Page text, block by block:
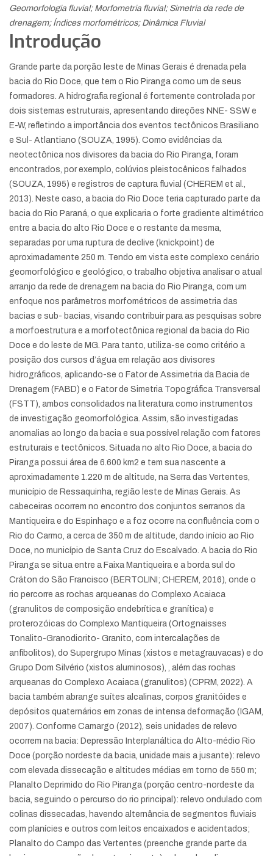
Geomorfologia fluvial; Morfometria fluvial; Simetria da rede de
drenagem; Índices morfométricos; Dinâmica Fluvial
Introdução
Grande parte da porção leste de Minas Gerais é drenada pela
bacia do Rio Doce, que tem o Rio Piranga como um de seus
formadores. A hidrografia regional é fortemente controlada por
dois sistemas estruturais, apresentando direções NNE- SSW e
E-W, refletindo a importância dos eventos tectônicos Brasiliano
e Sul- Atlantiano (SOUZA, 1995). Como evidências da
neotectônica nos divisores da bacia do Rio Piranga, foram
encontrados, por exemplo, colúvios pleistocênicos falhados
(SOUZA, 1995) e registros de captura fluvial (CHEREM et al.,
2013). Neste caso, a bacia do Rio Doce teria capturado parte da
bacia do Rio Paraná, o que explicaria o forte gradiente altimétrico
entre a bacia do alto Rio Doce e o restante da mesma,
separadas por uma ruptura de declive (knickpoint) de
aproximadamente 250 m. Tendo em vista este complexo cenário
geomorfológico e geológico, o trabalho objetiva analisar o atual
arranjo da rede de drenagem na bacia do Rio Piranga, com um
enfoque nos parâmetros morfométricos de assimetria das
bacias e sub- bacias, visando contribuir para as pesquisas sobre
a morfoestrutura e a morfotectônica regional da bacia do Rio
Doce e do leste de MG. Para tanto, utiliza-se como critério a
posição dos cursos d’água em relação aos divisores
hidrográficos, aplicando-se o Fator de Assimetria da Bacia de
Drenagem (FABD) e o Fator de Simetria Topográfica Transversal
(FSTT), ambos consolidados na literatura como instrumentos
de investigação geomorfológica. Assim, são investigadas
anomalias ao longo da bacia e sua possível relação com fatores
estruturais e tectônicos. Situada no alto Rio Doce, a bacia do
Piranga possui área de 6.600 km2 e tem sua nascente a
aproximadamente 1.220 m de altitude, na Serra das Vertentes,
município de Ressaquinha, região leste de Minas Gerais. As
cabeceiras ocorrem no encontro dos conjuntos serranos da
Mantiqueira e do Espinhaço e a foz ocorre na confluência com o
Rio do Carmo, a cerca de 350 m de altitude, dando início ao Rio
Doce, no município de Santa Cruz do Escalvado. A bacia do Rio
Piranga se situa entre a Faixa Mantiqueira e a borda sul do
Cráton do São Francisco (BERTOLINI; CHEREM, 2016), onde o
rio percorre as rochas arqueanas do Complexo Acaiaca
(granulitos de composição endebrítica e granítica) e
proterozóicas do Complexo Mantiqueira (Ortognaisses
Tonalito-Granodiorito- Granito, com intercalações de
anfibolitos), do Supergrupo Minas (xistos e metagrauvacas) e do
Grupo Dom Silvério (xistos aluminosos), , além das rochas
arqueanas do Complexo Acaiaca (granulitos) (CPRM, 2022). A
bacia também abrange suítes alcalinas, corpos granitóides e
depósitos quaternários em zonas de intensa deformação (IGAM,
2007). Conforme Camargo (2012), seis unidades de relevo
ocorrem na bacia: Depressão Interplanáltica do Alto-médio Rio
Doce (porção nordeste da bacia, unidade mais a jusante): relevo
com elevada dissecação e altitudes médias em torno de 550 m;
Planalto Deprimido do Rio Piranga (porção centro-nordeste da
bacia, seguindo o percurso do rio principal): relevo ondulado com
colinas dissecadas, havendo alternância de segmentos fluviais
com planícies e outros com leitos encaixados e acidentados;
Planalto do Campo das Vertentes (preenche grande parte da